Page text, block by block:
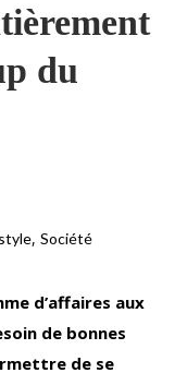
du
,Société
d’affaires aux
de bonnes
de se